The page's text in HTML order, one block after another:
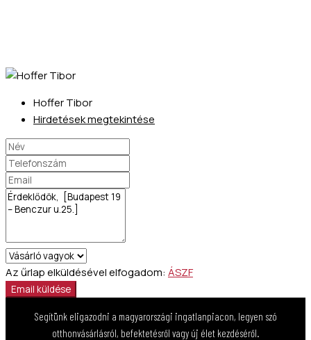
Hoffer Tibor
Hirdetések megtekintése
Az űrlap elküldésével elfogadom: ÁSZF
Email küldése
Segítünk eligazodni a magyarországi ingatlanpiacon, legyen szó
otthonvásárlásról, befektetésről vagy új élet kezdéséről.